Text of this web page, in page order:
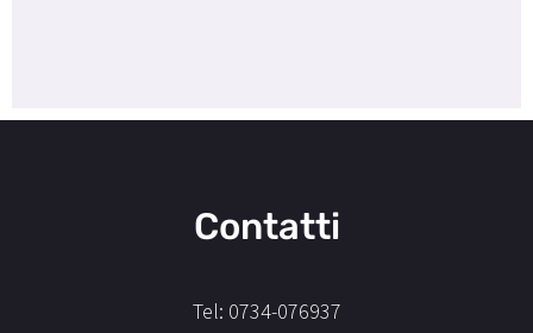
Contatti
Tel: 0734-076937